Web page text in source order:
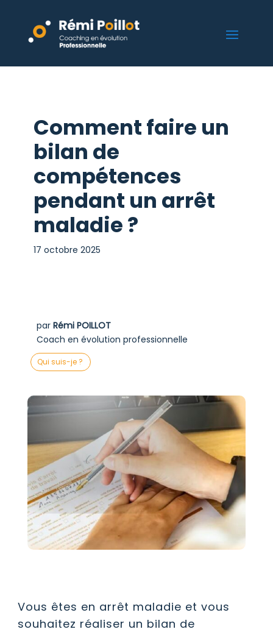
Comment faire un
bilan de
compétences
pendant un arrêt
maladie ?
17 octobre 2025
par Rémi POILLOT
Coach en évolution professionnelle
Qui suis-je ?
Vous êtes en arrêt maladie et vous
souhaitez réaliser un bilan de